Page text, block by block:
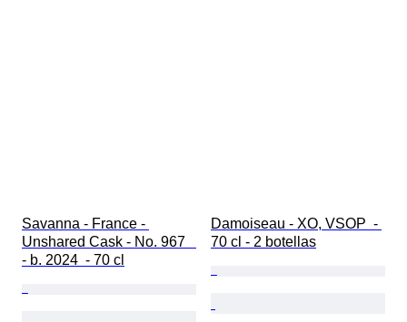
Savanna - France -
Unshared Cask - No. 967
- b. 2024  - 70 cl
Damoiseau - XO, VSOP  -
70 cl - 2 botellas